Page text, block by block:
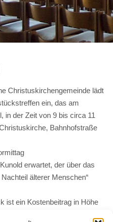
Christuskirchengemeinde lädt
ein, das am
in der Zeit von 9 bis circa 11
Bahnhofstraße
erwartet, der über das
älterer Menschen“
ist ein Kostenbeitrag in Höhe